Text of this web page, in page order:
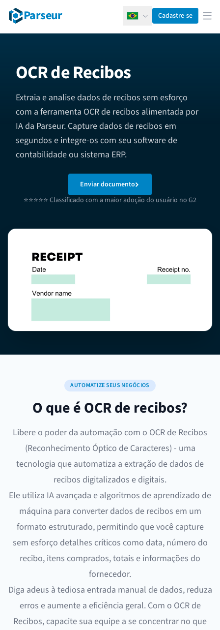
Parseur PortuguêsCadastre-se
OCR de Recibos
Extraia e analise dados de recibos sem esforço
com a ferramenta OCR de recibos alimentada por
IA da Parseur. Capture dados de recibos em
segundos e integre-os com seu software de
contabilidade ou sistema ERP.
Enviar documento
⭐⭐⭐⭐⭐ Classificado com a maior adoção do usuário no G2
AUTOMATIZE SEUS NEGÓCIOS
O que é OCR de recibos?
Libere o poder da automação com o OCR de Recibos
(Reconhecimento Óptico de Caracteres) - uma
tecnologia que automatiza a extração de dados de
recibos digitalizados e digitais.
Ele utiliza IA avançada e algoritmos de aprendizado de
máquina para converter dados de recibos em um
formato estruturado, permitindo que você capture
sem esforço detalhes críticos como data, número do
recibo, itens comprados, totais e informações do
fornecedor.
Diga adeus à tediosa entrada manual de dados, reduza
erros e aumente a eficiência geral. Com o OCR de
Recibos, capacite sua equipe a se concentrar no que